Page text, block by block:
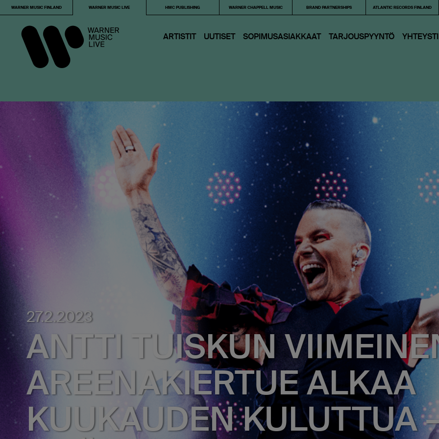
WARNER MUSIC FINLAND WARNER MUSIC LIVE HMC PUBLISHING WARNER CHAPPELL MUSIC BRAND PARTNERSHIPS ATLANTIC RECORDS FINLAND
ARTISTIT UUTISET SOPIMUSASIAKKAAT TARJOUS­PYYNTÖ
27.2.2023
ANTTI TUISKUN
AREENAKIERTUE ALKAA
KUUKAUDEN KULUTTUA